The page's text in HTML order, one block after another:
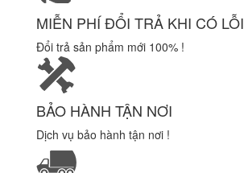
MIỄN PHÍ ĐỔI TRẢ KHI CÓ LỖI
Đổi trả sản phẩm mới 100% !
BẢO HÀNH TẬN NƠI
Dịch vụ bảo hành tận nơi !